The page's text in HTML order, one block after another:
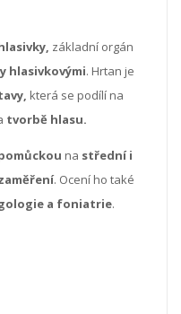
základní orgán
hlasivkovými. Hrtan je
která se podílí na
tvorbě hlasu.
na střední i
. Ocení ho také
a foniatrie.